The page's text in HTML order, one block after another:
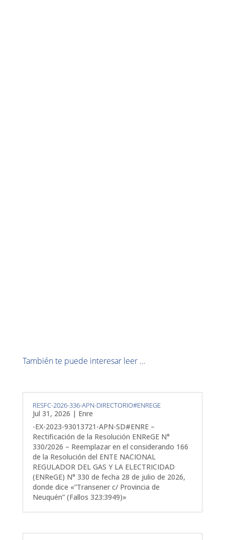
También te puede interesar leer ...
RESFC-2026-336-APN-DIRECTORIO#ENREGE
Jul 31, 2026 | Enre
-EX-2023-93013721-APN-SD#ENRE –
Rectificación de la Resolución ENReGE N°
330/2026 – Reemplazar en el considerando 166
de la Resolución del ENTE NACIONAL
REGULADOR DEL GAS Y LA ELECTRICIDAD
(ENReGE) N° 330 de fecha 28 de julio de 2026,
donde dice «”Transener c/ Provincia de
Neuquén” (Fallos 323:3949)»